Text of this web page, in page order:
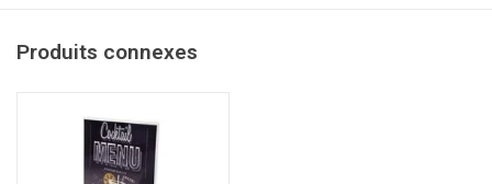
Fiche produit
Produits connexes